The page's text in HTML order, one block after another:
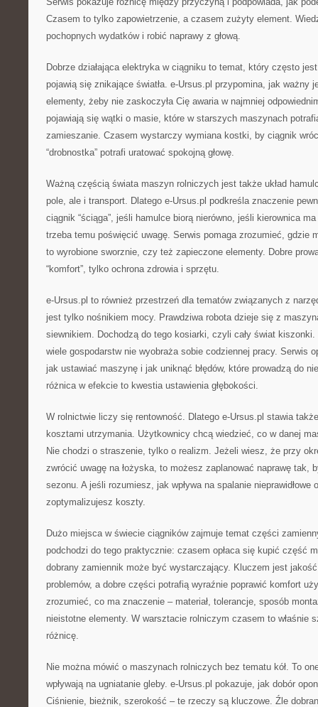
Czasem to tylko zapowietrzenie, a czasem zużyty element.
pochopnych wydatków i robić naprawy z głową.
Dobrze działająca elektryka w ciągniku to temat, który często
pojawią się znikające światła. e-Ursus.pl przypomina, jak ważny
elementy, żeby nie zaskoczyła Cię awaria w najmniej
pojawiają się wątki o masie, które w starszych maszynach
zamieszanie. Czasem wystarczy wymiana kostki, by ciągnik
“drobnostka” potrafi uratować spokojną głowę.
Ważną częścią świata maszyn rolniczych jest także układ
pole, ale i transport. Dlatego e-Ursus.pl podkreśla znaczenie
ciągnik “ściąga”, jeśli hamulce biorą nierówno, jeśli kierownica
trzeba temu poświęcić uwagę. Serwis pomaga zrozumieć, gdzie
to wyrobione sworznie, czy też zapieczone elementy. Dobre
“komfort”, tylko ochrona zdrowia i sprzętu.
e-Ursus.pl to również przestrzeń dla tematów związanych z
jest tylko nośnikiem mocy. Prawdziwa robota dzieje się z
siewnikiem. Dochodzą do tego kosiarki, czyli cały świat
wiele gospodarstw nie wyobraża sobie codziennej pracy. Serwis
jak ustawiać maszynę i jak uniknąć błędów, które prowadzą do
różnica w efekcie to kwestia ustawienia głębokości.
W rolnictwie liczy się rentowność. Dlatego e-Ursus.pl stawia
kosztami utrzymania. Użytkownicy chcą wiedzieć, co w danej
Nie chodzi o straszenie, tylko o realizm. Jeżeli wiesz, że przy
zwrócić uwagę na łożyska, to możesz zaplanować naprawę tak,
sezonu. A jeśli rozumiesz, jak wpływa na spalanie nieprawidłowe
zoptymalizujesz koszty.
Dużo miejsca w świecie ciągników zajmuje temat części
podchodzi do tego praktycznie: czasem opłaca się kupić część
dobrany zamiennik może być wystarczający. Kluczem jest
problemów, a dobre części potrafią wyraźnie poprawić komfort
zrozumieć, co ma znaczenie – materiał, tolerancje, sposób
nieistotne elementy. W warsztacie rolniczym czasem to właśnie
różnicę.
Nie można mówić o maszynach rolniczych bez tematu kół. To
wpływają na ugniatanie gleby. e-Ursus.pl pokazuje, jak dobór
Ciśnienie, bieżnik, szerokość – te rzeczy są kluczowe. Źle